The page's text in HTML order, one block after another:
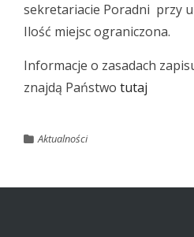
sekretariacie Poradni przy
Ilość miejsc ograniczona.
Informacje o zasadach
znajdą Państwo tutaj
Aktualności